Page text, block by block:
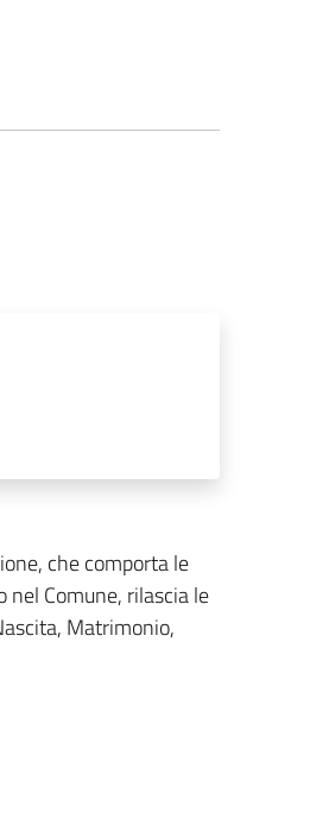
che comporta le
Comune, rilascia le
Matrimonio,